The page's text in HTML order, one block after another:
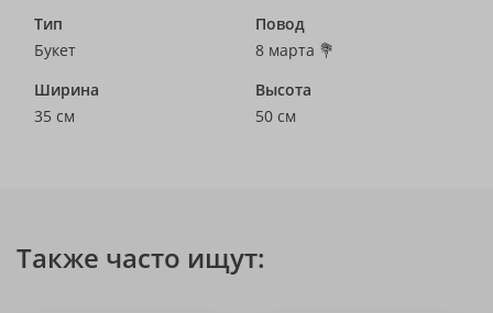
Тип
Букет
Повод
8 марта 💐
Ширина
35 см
Высота
50 см
Также часто ищут: